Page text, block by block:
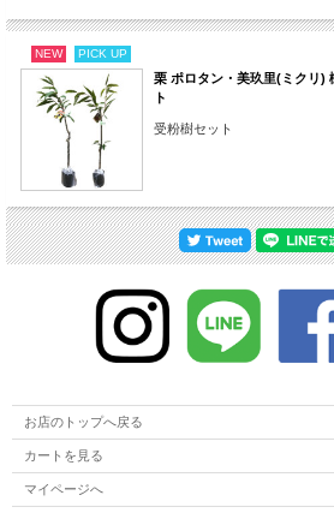
収穫まで
受粉樹 不要
病気
害虫
アオムシ、アブラム
ダニなど
その他
・難易度 低～中
・乾燥と加湿に注意
NEW PICK UP
栗 ポロタン・美玖里(ミクリ)
ト
受粉樹セット
お店のトップへ戻る
カートを見る
マイページへ